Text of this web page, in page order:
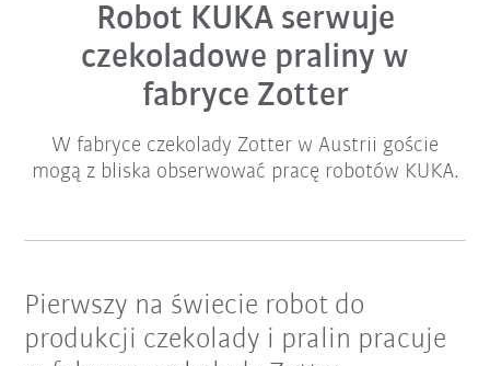
Robot KUKA serwuje
czekoladowe praliny w
fabryce Zotter
W fabryce czekolady Zotter w Austrii goście
mogą z bliska obserwować pracę robotów KUKA.
Pierwszy na świecie robot do
produkcji czekolady i pralin pracuje